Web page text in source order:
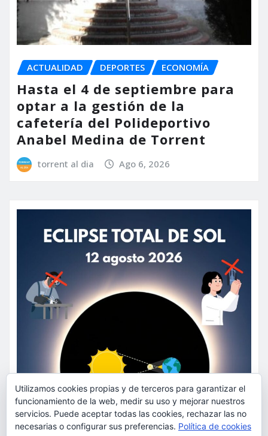
ACTUALIDAD DEPORTES ECONOMÍA
Hasta el 4 de septiembre para
optar a la gestión de la
cafetería del Polideportivo
Anabel Medina de Torrent
torrent al dia Ago 6, 2026
Utilizamos cookies propias y de terceros para garantizar el
funcionamiento de la web, medir su uso y mejorar nuestros
servicios. Puede aceptar todas las cookies, rechazar las no
necesarias o configurar sus preferencias. Política de cookies